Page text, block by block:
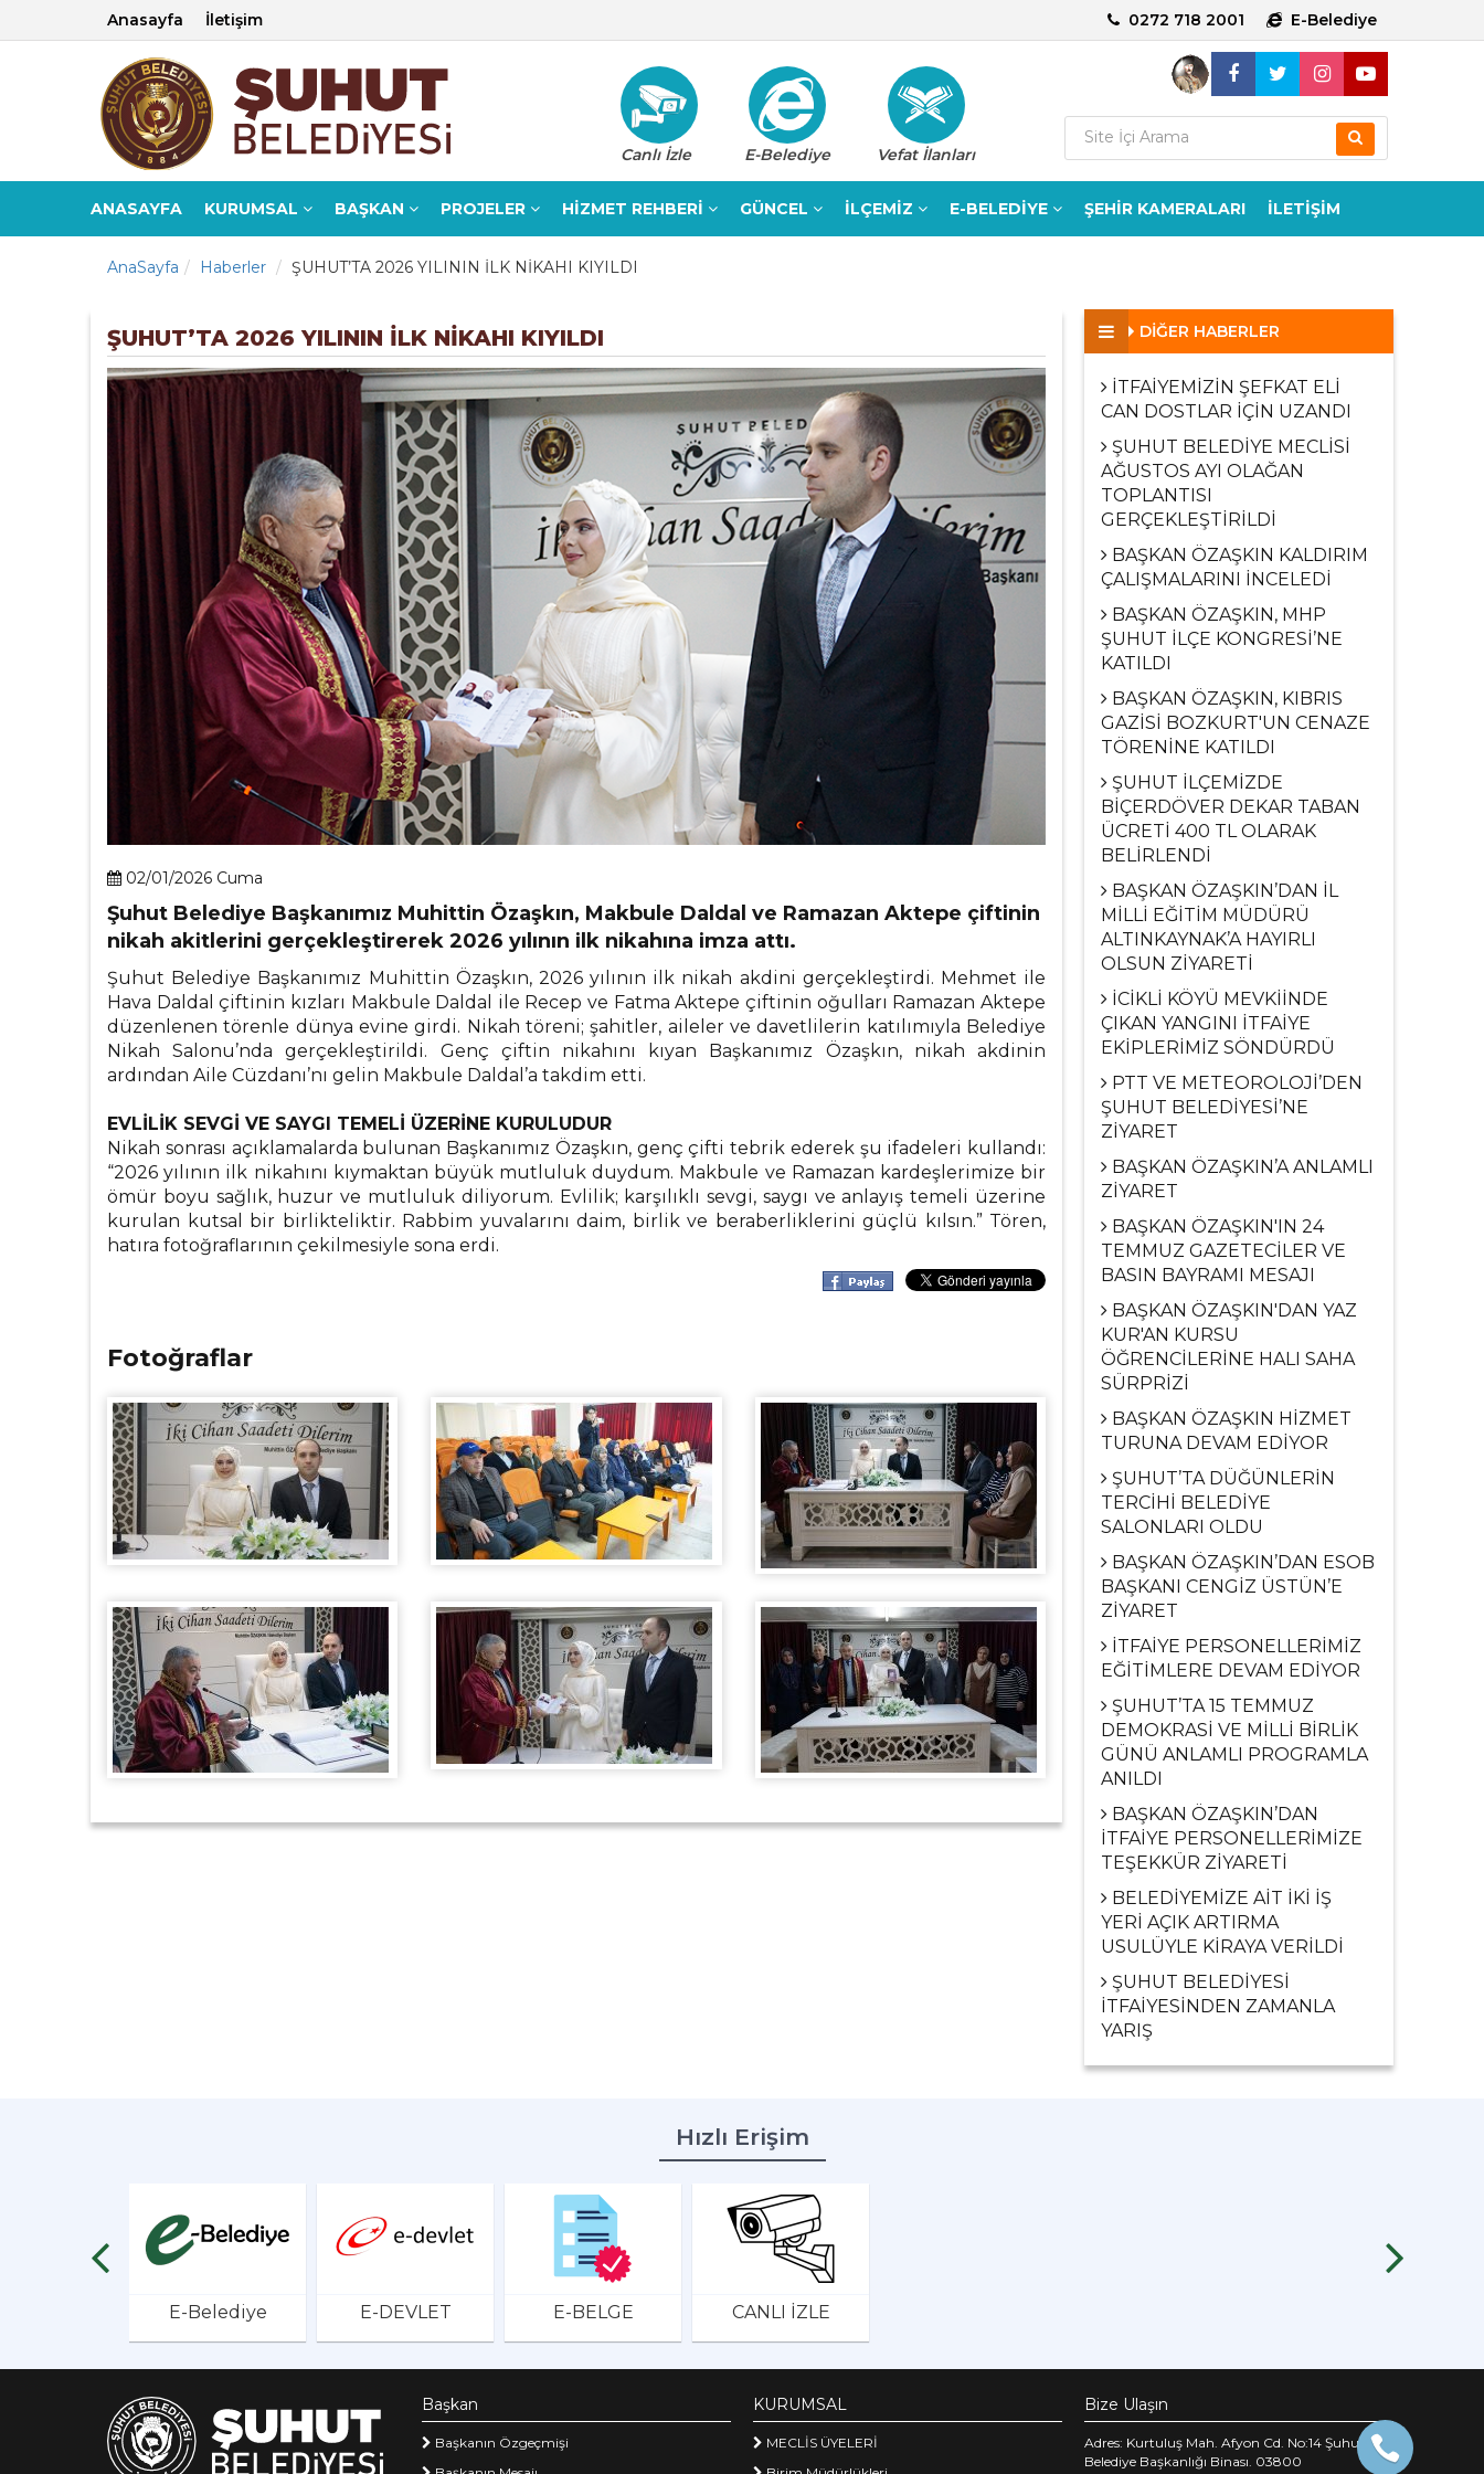
Anasayfa İletişim 0272 718 2001 E-Belediye
Canlı İzle E-Belediye Vefat İlanları
ANASAYFA KURUMSAL BAŞKAN PROJELER HİZMET REHBERİ GÜNCEL İLÇEMİZ E-BELEDİYE ŞEHİR KAMERALARI İLETİŞİM
AnaSayfa Haberler ŞUHUT’TA 2026 YILININ İLK NİKAHI KIYILDI
ŞUHUT’TA 2026 YILININ İLK NİKAHI KIYILDI
02/01/2026 Cuma
Şuhut Belediye Başkanımız Muhittin Özaşkın, Makbule Daldal ve Ramazan Aktepe çiftinin
nikah akitlerini gerçekleştirerek 2026 yılının ilk nikahına imza attı.
Şuhut Belediye Başkanımız Muhittin Özaşkın, 2026 yılının ilk nikah akdini gerçekleştirdi. Mehmet ile
Hava Daldal çiftinin kızları Makbule Daldal ile Recep ve Fatma Aktepe çiftinin oğulları Ramazan Aktepe
düzenlenen törenle dünya evine girdi. Nikah töreni; şahitler, aileler ve davetlilerin katılımıyla Belediye
Nikah Salonu’nda gerçekleştirildi. Genç çiftin nikahını kıyan Başkanımız Özaşkın, nikah akdinin
ardından Aile Cüzdanı’nı gelin Makbule Daldal’a takdim etti.
EVLİLİK SEVGİ VE SAYGI TEMELİ ÜZERİNE KURULUDUR
Nikah sonrası açıklamalarda bulunan Başkanımız Özaşkın, genç çifti tebrik ederek şu ifadeleri kullandı:
“2026 yılının ilk nikahını kıymaktan büyük mutluluk duydum. Makbule ve Ramazan kardeşlerimize bir
ömür boyu sağlık, huzur ve mutluluk diliyorum. Evlilik; karşılıklı sevgi, saygı ve anlayış temeli üzerine
kurulan kutsal bir birlikteliktir. Rabbim yuvalarını daim, birlik ve beraberliklerini güçlü kılsın.” Tören,
hatıra fotoğraflarının çekilmesiyle sona erdi.
Fotoğraflar
DİĞER HABERLER
İTFAİYEMİZİN ŞEFKAT ELİ
CAN DOSTLAR İÇİN UZANDI
ŞUHUT BELEDİYE MECLİSİ
AĞUSTOS AYI OLAĞAN
TOPLANTISI
GERÇEKLEŞTİRİLDİ
BAŞKAN ÖZAŞKIN KALDIRIM
ÇALIŞMALARINI İNCELEDİ
BAŞKAN ÖZAŞKIN, MHP
ŞUHUT İLÇE KONGRESİ’NE
KATILDI
BAŞKAN ÖZAŞKIN, KIBRIS
GAZİSİ BOZKURT'UN CENAZE
TÖRENİNE KATILDI
ŞUHUT İLÇEMİZDE
BİÇERDÖVER DEKAR TABAN
ÜCRETİ 400 TL OLARAK
BELİRLENDİ
BAŞKAN ÖZAŞKIN’DAN İL
MİLLİ EĞİTİM MÜDÜRÜ
ALTINKAYNAK’A HAYIRLI
OLSUN ZİYARETİ
İCİKLİ KÖYÜ MEVKİİNDE
ÇIKAN YANGINI İTFAİYE
EKİPLERİMİZ SÖNDÜRDÜ
PTT VE METEOROLOJİ’DEN
ŞUHUT BELEDİYESİ’NE
ZİYARET
BAŞKAN ÖZAŞKIN’A ANLAMLI
ZİYARET
BAŞKAN ÖZAŞKIN'IN 24
TEMMUZ GAZETECİLER VE
BASIN BAYRAMI MESAJI
BAŞKAN ÖZAŞKIN'DAN YAZ
KUR'AN KURSU
ÖĞRENCİLERİNE HALI SAHA
SÜRPRİZİ
BAŞKAN ÖZAŞKIN HİZMET
TURUNA DEVAM EDİYOR
ŞUHUT’TA DÜĞÜNLERİN
TERCİHİ BELEDİYE
SALONLARI OLDU
BAŞKAN ÖZAŞKIN’DAN ESOB
BAŞKANI CENGİZ ÜSTÜN’E
ZİYARET
İTFAİYE PERSONELLERİMİZ
EĞİTİMLERE DEVAM EDİYOR
ŞUHUT’TA 15 TEMMUZ
DEMOKRASİ VE MİLLİ BİRLİK
GÜNÜ ANLAMLI PROGRAMLA
ANILDI
BAŞKAN ÖZAŞKIN’DAN
İTFAİYE PERSONELLERİMİZE
TEŞEKKÜR ZİYARETİ
BELEDİYEMİZE AİT İKİ İŞ
YERİ AÇIK ARTIRMA
USULÜYLE KİRAYA VERİLDİ
ŞUHUT BELEDİYESİ
İTFAİYESİNDEN ZAMANLA
YARIŞ
Hızlı Erişim
E-Belediye E-DEVLET E-BELGE CANLI İZLE
Başkan
Başkanın Özgeçmişi
KURUMSAL
MECLİS ÜYELERİ
Bize Ulaşın
Adres: Kurtuluş Mah. Afyon Cd. No:14 Şuhut
Belediye Başkanlığı Binası. 03800